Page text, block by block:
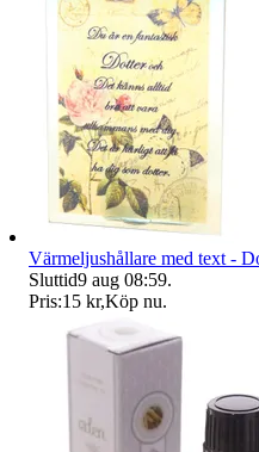
Värmeljushållare med text -
Sluttid9 aug 08:59.
Pris:15 kr,Köp nu.